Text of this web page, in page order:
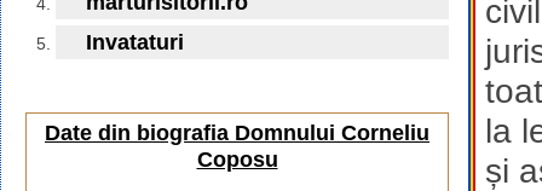
la
și
Invataturi
Date din biografia Domnului Corneliu
Coposu